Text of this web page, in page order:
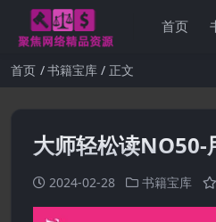
首页
首页 书籍宝库 正文
大师轻松读NO50-
2024-02-28 书籍宝库